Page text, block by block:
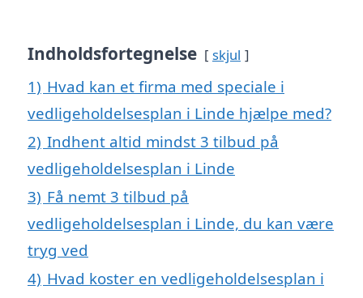
Indholdsfortegnelse skjul
1) Hvad kan et firma med speciale i
vedligeholdelsesplan i Linde hjælpe med?
2) Indhent altid mindst 3 tilbud på
vedligeholdelsesplan i Linde
3) Få nemt 3 tilbud på
vedligeholdelsesplan i Linde, du kan være
tryg ved
4) Hvad koster en vedligeholdelsesplan i